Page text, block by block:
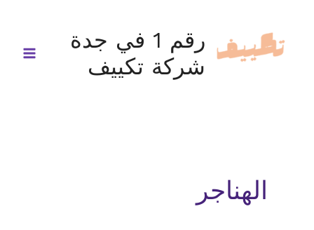
المحتوى
رقم 1 في جدة
شركة تكييف
الهناجر